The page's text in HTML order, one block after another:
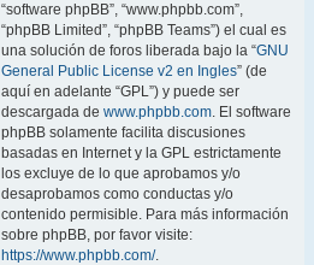
“software phpBB”, “www.phpbb.com”,
“phpBB Limited”, “phpBB Teams”) el cual es
una solución de foros liberada bajo la “GNU
General Public License v2 en Ingles” (de
aquí en adelante “GPL”) y puede ser
descargada de www.phpbb.com. El software
phpBB solamente facilita discusiones
basadas en Internet y la GPL estrictamente
los excluye de lo que aprobamos y/o
desaprobamos como conductas y/o
contenido permisible. Para más información
sobre phpBB, por favor visite:
https://www.phpbb.com/.